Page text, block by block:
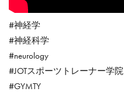
#神経学
#神経科学
#neurology
#JOTスポーツトレーナー学院
#GYMTY